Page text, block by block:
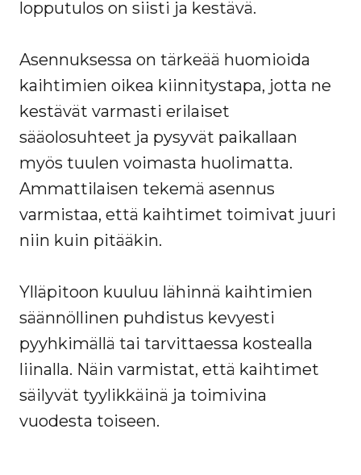
lopputulos on siisti ja kestävä.
Asennuksessa on tärkeää huomioida
kaihtimien oikea kiinnitystapa, jotta ne
kestävät varmasti erilaiset
sääolosuhteet ja pysyvät paikallaan
myös tuulen voimasta huolimatta.
Ammattilaisen tekemä asennus
varmistaa, että kaihtimet toimivat juuri
niin kuin pitääkin.
Ylläpitoon kuuluu lähinnä kaihtimien
säännöllinen puhdistus kevyesti
pyyhkimällä tai tarvittaessa kostealla
liinalla. Näin varmistat, että kaihtimet
säilyvät tyylikkäinä ja toimivina
vuodesta toiseen.